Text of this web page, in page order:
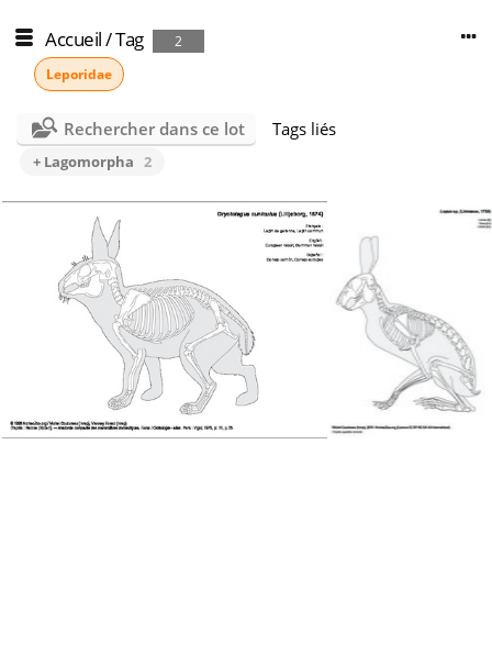
Accueil/Tag
2
Leporidae
Rechercher dans ce lot Tags liés
+ Lagomorpha 2